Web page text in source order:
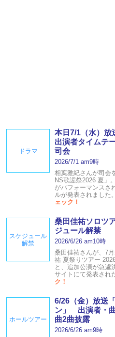
ドラマ
本日7/1（水）
出演者タイムテ
司会
2026/7/1 am9時
相葉雅紀さんが司会
NS歌謡祭2026 夏」
がパフォーマンスさ
ルが発表されまし
ェック！
スケジュール
解禁
桑田佳祐ソロツ
ジュール解禁
2026/6/26 am10時
桑田佳祐さんが、7
祐 夏祭りツアー
と、追加公演が急遽
サイトにて発表され
ク！
ホールツアー
6/26（金）放送
ン」 出演者・
曲2曲披露
2026/6/26 am9時